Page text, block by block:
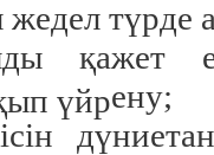
түрде
қажет
үйрену;